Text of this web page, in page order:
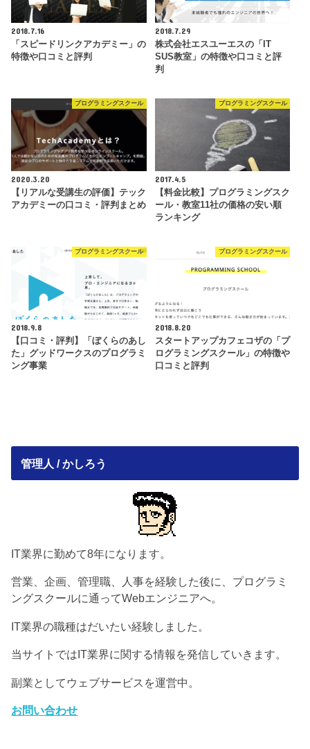
2018.7.16
「スピードリンクアカデミー」の
特徴や口コミと評判
2018.7.29
株式会社エスユーエスの「IT
SUS教室」の特徴や口コミと評
判
プログラミングスクール
2020.3.20
【リアルな受講生の評価】テック
アカデミーの口コミ・評判まとめ
プログラミングスクール
2017.4.5
【料金比較】プログラミングスク
ール・教室11社の価格の安い順
ランキング
プログラミングスクール
2018.9.8
【口コミ・評判】「ぼくらのあし
た」グッドワークスのプログラミ
ング事業
プログラミングスクール
2018.8.20
スタートアップカフェコザの「プ
ログラミングスクール」の特徴や
口コミと評判
管理人 / かしろう
IT業界に勤めて8年になります。
営業、企画、管理職、人事を経験した後に、プログラミ
ングスクールに通ってWebエンジニアへ。
IT業界の職種はだいたい経験しました。
当サイトではIT業界に関する情報を発信していきます。
副業としてウェブサービスを運営中。
お問い合わせ